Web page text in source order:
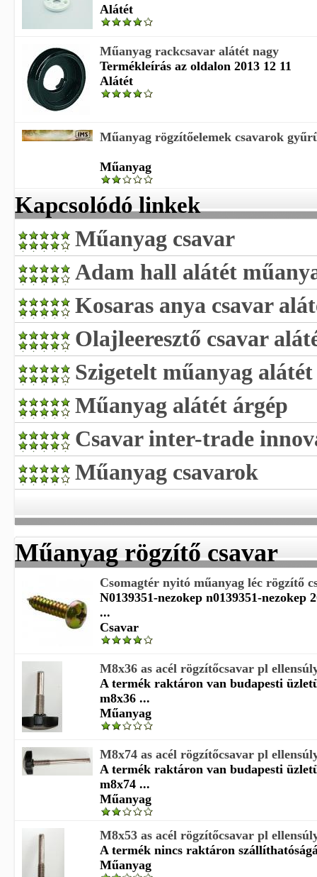
Alátét
Műanyag rackcsavar alátét nagy
Termékleírás az oldalon 2013 12 11
Alátét
Műanyag rögzítőelemek csavarok
Műanyag
Kapcsolódó linkek
Műanyag csavar
Adam hall alátét
Kosaras anya csavar
Olajleeresztő csavar
Szigetelt műanyag
Műanyag alátét árgép
Csavar inter-trade
Műanyag csavarok
Műanyag rögzítő csavar
Csomagtér nyitó műanyag léc rögzítő
N0139351-nezokep n0139351-nezokep
...
Csavar
M8x36 as acél rögzítőcsavar pl
A termék raktáron van budapesti
m8x36 ...
Műanyag
M8x74 as acél rögzítőcsavar pl
A termék raktáron van budapesti
m8x74 ...
Műanyag
M8x53 as acél rögzítőcsavar pl
A termék nincs raktáron
Műanyag